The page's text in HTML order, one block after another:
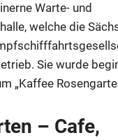
Anzeige
Anzeige
Warte- und
welche die
Sie wurde
„Kaffee
– Cafe,